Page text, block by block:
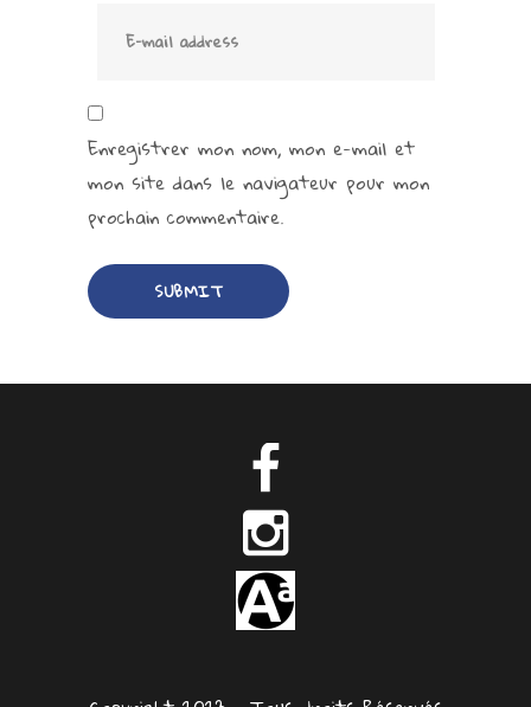
Enregistrer mon nom, mon e-mail et
mon site dans le navigateur pour mon
prochain commentaire.